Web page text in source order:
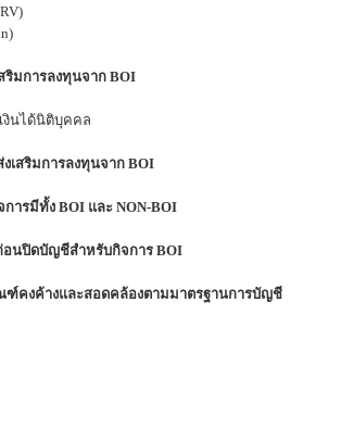
ริมการลงทุนจาก BOI
งินได้นิติบุคคล
เสริมการลงทุนจาก BOI
ารมีทั้ง BOI และ NON-BOI
อนปิดบัญชีสำหรับกิจการ BOI
ฑ์คงค้างและสอดคล้องตามมาตรฐานการบัญชี